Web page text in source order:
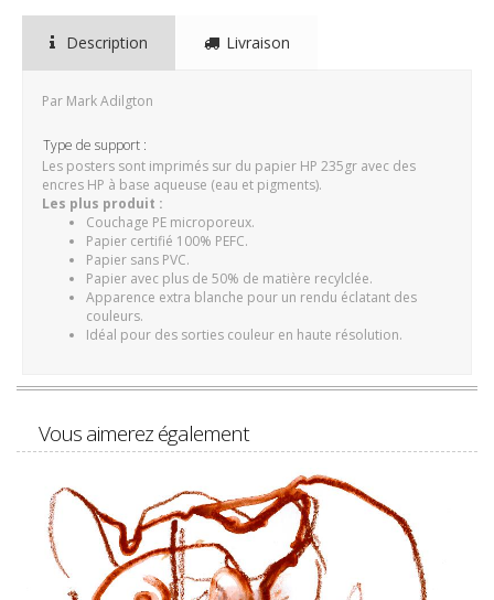
Description Livraison
Par Mark Adilgton
Type de support :
Les posters sont imprimés sur du papier HP 235gr avec des
encres HP à base aqueuse (eau et pigments).
Les plus produit :
Couchage PE microporeux.
Papier certifié 100% PEFC.
Papier sans PVC.
Papier avec plus de 50% de matière recylclée.
Apparence extra blanche pour un rendu éclatant des
couleurs.
Idéal pour des sorties couleur en haute résolution.
Vous aimerez également